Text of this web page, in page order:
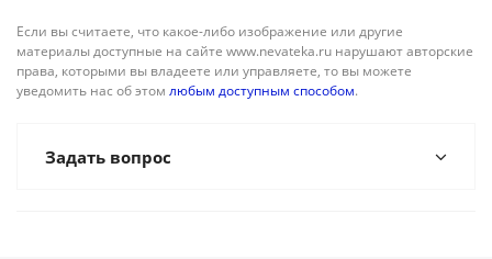
Если вы считаете, что какое-либо изображение или другие
материалы доступные на сайте www.nevateka.ru нарушают авторские
права, которыми вы владеете или управляете, то вы можете
уведомить нас об этом любым доступным способом.
Задать вопрос